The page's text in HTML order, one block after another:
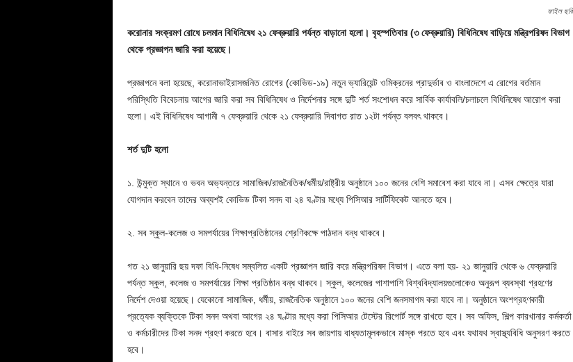
ফাইল ছবি
করোনার সংক্রমণ রোধে চলমান বিধিনিষেধ ২১ ফেব্রুয়ারি পর্যন্ত বাড়ানো হলো। বৃহস্পতিবার (৩ ফেব্রুয়ারি) বিধিনিষেধ বাড়িয়ে মন্ত্রিপরিষদ বিভাগ
থেকে প্রজ্ঞাপন জারি করা হয়েছে।
প্রজ্ঞাপনে বলা হয়েছে, করোনাভাইরাসজনিত রোগের (কোভিড-১৯) নতুন ভ্যারিয়েন্ট ওমিক্রনের প্রাদুর্ভাব ও বাংলাদেশে এ রোগের বর্তমান
পরিস্থিতি বিবেচনায় আগের জারি করা সব বিধিনিষেধ ও নির্দেশনার সঙ্গে দুটি শর্ত সংশোধন করে সার্বিক কার্যাবলি/চলাচলে বিধিনিষেধ আরোপ করা
হলো। এই বিধিনিষেধ আগামী ৭ ফেব্রুয়ারি থেকে ২১ ফেব্রুয়ারি দিবাগত রাত ১২টা পর্যন্ত বলবৎ থাকবে।
শর্ত দুটি হলো
১. উন্মুক্ত স্থানে ও ভবন অভ্যন্তরে সামাজিক/রাজনৈতিক/ধর্মীয়/রাষ্ট্রীয় অনুষ্ঠানে ১০০ জনের বেশি সমাবেশ করা যাবে না। এসব ক্ষেত্রে যারা
যোগদান করবেন তাদের অব্যশই কোভিড টিকা সনদ বা ২৪ ঘণ্টার মধ্যে পিসিআর সার্টিফিকেট আনতে হবে।
২. সব স্কুল-কলেজ ও সমপর্যায়ের শিক্ষাপ্রতিষ্ঠানের শ্রেণিকক্ষে পাঠদান বন্ধ থাকবে।
গত ২১ জানুয়ারি ছয় দফা বিধি-নিষেধ সম্বলিত একটি প্রজ্ঞাপন জারি করে মন্ত্রিপরিষদ বিভাগ। এতে বলা হয়- ২১ জানুয়ারি থেকে ৬ ফেব্রুয়ারি
পর্যন্ত স্কুল, কলেজ ও সমপর্যায়ের শিক্ষা প্রতিষ্ঠান বন্ধ থাকবে। স্কুল, কলেজের পাশাপাশি বিশ্ববিদ্যালয়গুলোকেও অনুরূপ ব্যবস্থা গ্রহণের
নির্দেশ দেওয়া হয়েছে। যেকোনো সামাজিক, ধর্মীয়, রাজনৈতিক অনুষ্ঠানে ১০০ জনের বেশি জনসমাগম করা যাবে না। অনুষ্ঠানে অংশগ্রহণকারী
প্রত্যেক ব্যক্তিকে টিকা সনদ অথবা আগের ২৪ ঘণ্টার মধ্যে করা পিসিআর টেস্টের রিপোর্ট সঙ্গে রাখতে হবে। সব অফিস, শিল্প কারখানার কর্মকর্তা
ও কর্মচারীদের টিকা সনদ গ্রহণ করতে হবে। বাসার বাইরে সব জায়গায় বাধ্যতামূলকভাবে মাস্ক পরতে হবে এবং যথাযথ স্বাস্থ্যবিধি অনুসরণ করতে
হবে।